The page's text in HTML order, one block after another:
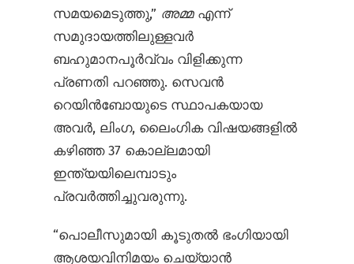
സമയമെടുത്തു,” അമ്മ എന്ന്
സമുദായത്തിലുള്ളവർ
ബഹുമാനപൂർവ്വം വിളിക്കുന്ന
പ്രണതി പറഞ്ഞു. സെവൻ
റെയിൻ‌ബോയുടെ സ്ഥാപകയായ
അവർ, ലിംഗ, ലൈംഗിക വിഷയങ്ങളിൽ
കഴിഞ്ഞ 37 കൊല്ലമായി
ഇന്ത്യയിലെമ്പാടും
പ്രവർത്തിച്ചുവരുന്നു.
“പൊലീസുമായി കൂടുതൽ ഭംഗിയായി
ആശയവിനിമയം ചെയ്യാൻ